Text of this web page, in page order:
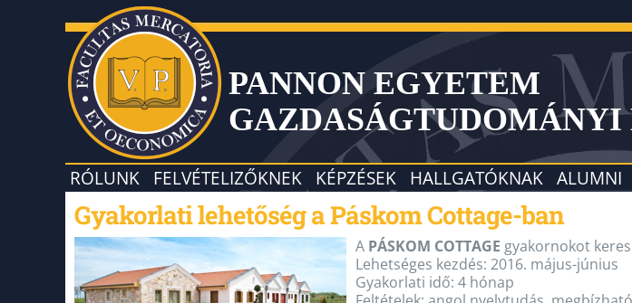
PANNON EGYETEM
GAZDASÁGTUDOMÁNYI
RÓLUNK FELVÉTELIZŐKNEK KÉPZÉSEK HALLGATÓKNAK ALUMNI
Gyakorlati lehetőség a Páskom Cottage-ban
A PÁSKOM COTTAGE gyakornokot
Lehetséges kezdés: 2016. május-június
Gyakorlati idő: 4 hónap